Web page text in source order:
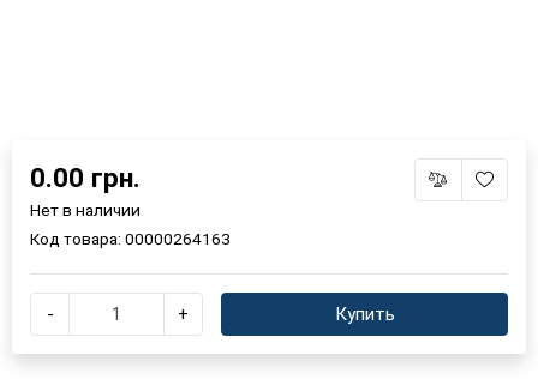
Выберите язык магазина ×
0.00 грн.
Нет в наличии
Код товара: 00000264163
- + Купить